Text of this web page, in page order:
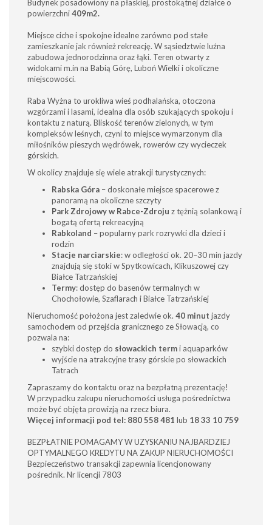
Budynek posadowiony na płaskiej, prostokątnej działce o
powierzchni409m2.
Miejsce ciche i spokojne idealne zarówno pod stałe
zamieszkanie jak również rekreację. W sąsiedztwie luźna
zabudowa jednorodzinna oraz łąki. Teren otwarty z
widokami m.in na Babią Górę, Luboń Wielki i okoliczne
miejscowości.
Raba Wyżna to urokliwa wieś podhalańska, otoczona
wzgórzami i lasami, idealna dla osób szukających spokoju i
kontaktu z naturą. Bliskość terenów zielonych, w tym
kompleksów leśnych, czyni to miejsce wymarzonym dla
miłośników pieszych wędrówek, rowerów czy wycieczek
górskich.
W okolicy znajduje się wiele atrakcji turystycznych:
Rabska Góra – doskonałe miejsce spacerowe z
panoramą na okoliczne szczyty
Park Zdrojowy w Rabce-Zdroju z tężnią solankową i
bogatą ofertą rekreacyjną
Rabkoland – popularny park rozrywki dla dzieci i
rodzin
Stacje narciarskie: w odległości ok. 20–30 min jazdy
znajdują się stoki w Spytkowicach, Klikuszowej czy
Białce Tatrzańskiej
Termy: dostęp do basenów termalnych w
Chochołowie, Szaflarach i Białce Tatrzańskiej
Nieruchomość położona jest zaledwie ok. 40 minut jazdy
samochodem od przejścia granicznego ze Słowacją, co
pozwala na:
szybki dostęp do słowackich termi aquaparków
wyjście na atrakcyjne trasy górskie po słowackich
Tatrach
Zapraszamy do kontaktu oraz na bezpłatną prezentację!
W przypadku zakupu nieruchomości usługa pośrednictwa
może być objęta prowizją na rzecz biura.
Więcej informacji pod tel: 880 558 481 lub 18 33 10 759
BEZPŁATNIE POMAGAMY W UZYSKANIU NAJBARDZIEJ
OPTYMALNEGO KREDYTU NA ZAKUP NIERUCHOMOŚCI
Bezpieczeństwo transakcji zapewnia licencjonowany
pośrednik. Nr licencji 7803